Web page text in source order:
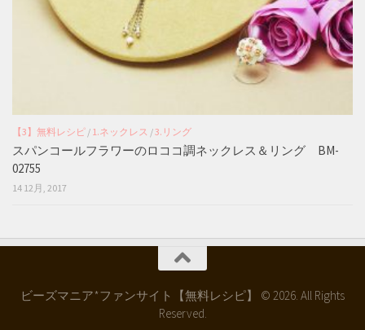
【3】無料レシピ / 1.ネックレス /3.リング
スパンコールフラワーのロココ調ネックレス＆リング BM-
02755
14 12月, 2017
ビーズマニア*ファンサイト【無料レシピ】 © 2026. All Rights
Reserved.